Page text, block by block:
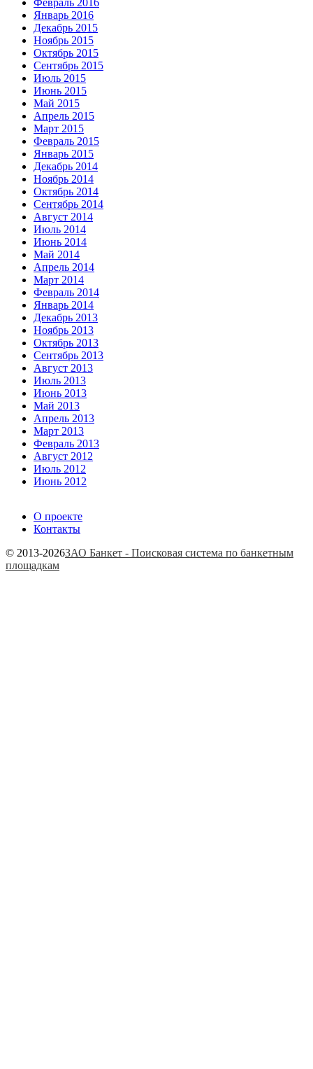
Февраль 2016
Январь 2016
Декабрь 2015
Ноябрь 2015
Октябрь 2015
Сентябрь 2015
Июль 2015
Июнь 2015
Май 2015
Апрель 2015
Март 2015
Февраль 2015
Январь 2015
Декабрь 2014
Ноябрь 2014
Октябрь 2014
Сентябрь 2014
Август 2014
Июль 2014
Июнь 2014
Май 2014
Апрель 2014
Март 2014
Февраль 2014
Январь 2014
Декабрь 2013
Ноябрь 2013
Октябрь 2013
Сентябрь 2013
Август 2013
Июль 2013
Июнь 2013
Май 2013
Апрель 2013
Март 2013
Февраль 2013
Август 2012
Июль 2012
Июнь 2012
О проекте
Контакты
© 2013-2026ЗАО Банкет - Поисковая система по банкетным
площадкам